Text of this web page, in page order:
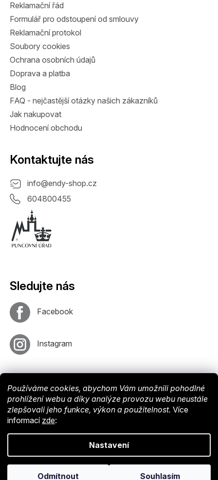
Používáme cookies, abychom Vám umožnili pohodlné
prohlížení webu a díky analýze provozu webu neustále
zlepšovali jeho funkce, výkon a použitelnost. Více
informací zde:
Nastavení
Odmítnout Souhlasím
Reklamační řád
Formulář pro odstoupení od smlouvy
Reklamační protokol
Soubory cookies
Ochrana osobních údajů
Doprava a platba
Blog
FAQ - nejčastější otázky našich zákazníků
Jak nakupovat
Hodnocení obchodu
Kontaktujte nás
info@endy-shop.cz
604800455
Sledujte nás
Facebook
Instagram
Shoptet. Nastavil týmEshopyUmíme. Design byVokr